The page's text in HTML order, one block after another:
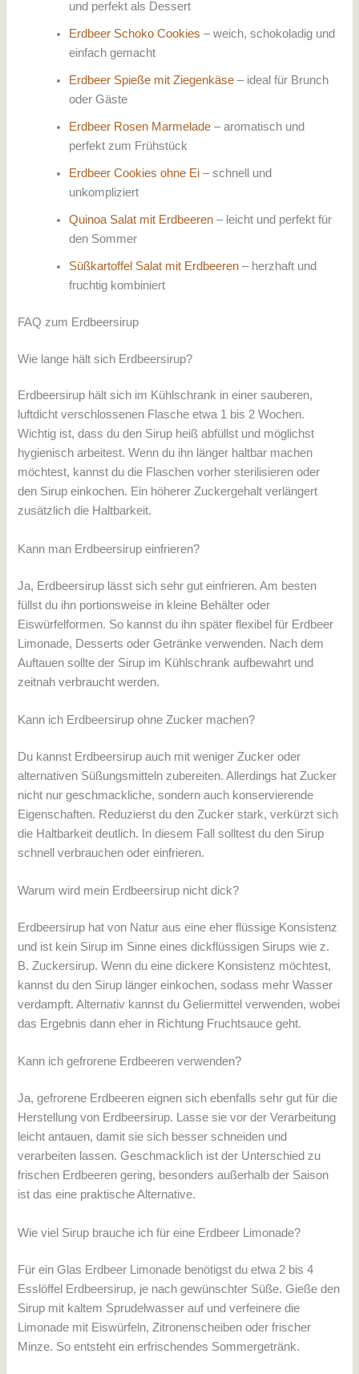
und perfekt als Dessert
Erdbeer Schoko Cookies – weich, schokoladig und
einfach gemacht
Erdbeer Spieße mit Ziegenkäse – ideal für Brunch
oder Gäste
Erdbeer Rosen Marmelade – aromatisch und
perfekt zum Frühstück
Erdbeer Cookies ohne Ei – schnell und
unkompliziert
Quinoa Salat mit Erdbeeren – leicht und perfekt für
den Sommer
Süßkartoffel Salat mit Erdbeeren – herzhaft und
fruchtig kombiniert
FAQ zum Erdbeersirup
Wie lange hält sich Erdbeersirup?
Erdbeersirup hält sich im Kühlschrank in einer sauberen,
luftdicht verschlossenen Flasche etwa 1 bis 2 Wochen.
Wichtig ist, dass du den Sirup heiß abfüllst und möglichst
hygienisch arbeitest. Wenn du ihn länger haltbar machen
möchtest, kannst du die Flaschen vorher sterilisieren oder
den Sirup einkochen. Ein höherer Zuckergehalt verlängert
zusätzlich die Haltbarkeit.
Kann man Erdbeersirup einfrieren?
Ja, Erdbeersirup lässt sich sehr gut einfrieren. Am besten
füllst du ihn portionsweise in kleine Behälter oder
Eiswürfelformen. So kannst du ihn später flexibel für Erdbeer
Limonade, Desserts oder Getränke verwenden. Nach dem
Auftauen sollte der Sirup im Kühlschrank aufbewahrt und
zeitnah verbraucht werden.
Kann ich Erdbeersirup ohne Zucker machen?
Du kannst Erdbeersirup auch mit weniger Zucker oder
alternativen Süßungsmitteln zubereiten. Allerdings hat Zucker
nicht nur geschmackliche, sondern auch konservierende
Eigenschaften. Reduzierst du den Zucker stark, verkürzt sich
die Haltbarkeit deutlich. In diesem Fall solltest du den Sirup
schnell verbrauchen oder einfrieren.
Warum wird mein Erdbeersirup nicht dick?
Erdbeersirup hat von Natur aus eine eher flüssige Konsistenz
und ist kein Sirup im Sinne eines dickflüssigen Sirups wie z.
B. Zuckersirup. Wenn du eine dickere Konsistenz möchtest,
kannst du den Sirup länger einkochen, sodass mehr Wasser
verdampft. Alternativ kannst du Geliermittel verwenden, wobei
das Ergebnis dann eher in Richtung Fruchtsauce geht.
Kann ich gefrorene Erdbeeren verwenden?
Ja, gefrorene Erdbeeren eignen sich ebenfalls sehr gut für die
Herstellung von Erdbeersirup. Lasse sie vor der Verarbeitung
leicht antauen, damit sie sich besser schneiden und
verarbeiten lassen. Geschmacklich ist der Unterschied zu
frischen Erdbeeren gering, besonders außerhalb der Saison
ist das eine praktische Alternative.
Wie viel Sirup brauche ich für eine Erdbeer Limonade?
Für ein Glas Erdbeer Limonade benötigst du etwa 2 bis 4
Esslöffel Erdbeersirup, je nach gewünschter Süße. Gieße den
Sirup mit kaltem Sprudelwasser auf und verfeinere die
Limonade mit Eiswürfeln, Zitronenscheiben oder frischer
Minze. So entsteht ein erfrischendes Sommergetränk.